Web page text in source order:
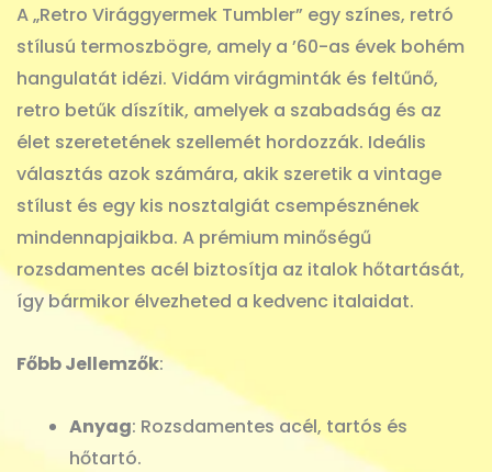
A „Retro Virággyermek Tumbler” egy színes, retró
stílusú termoszbögre, amely a ’60-as évek bohém
hangulatát idézi. Vidám virágminták és feltűnő,
retro betűk díszítik, amelyek a szabadság és az
élet szeretetének szellemét hordozzák. Ideális
választás azok számára, akik szeretik a vintage
stílust és egy kis nosztalgiát csempésznének
mindennapjaikba. A prémium minőségű
rozsdamentes acél biztosítja az italok hőtartását,
így bármikor élvezheted a kedvenc italaidat.
Főbb Jellemzők:
Anyag: Rozsdamentes acél, tartós és
hőtartó.